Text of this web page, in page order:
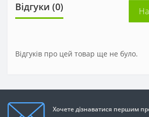
Відгуки (0)
Відгуків про цей товар ще не було.
Хочете дізнаватися першим